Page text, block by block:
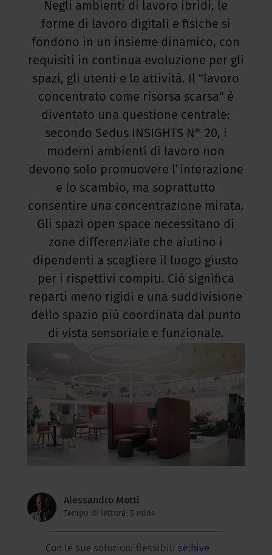
Negli ambienti di lavoro ibridi, le
forme di lavoro digitali e fisiche si
fondono in un insieme dinamico, con
requisiti in continua evoluzione per gli
spazi, gli utenti e le attività. Il "lavoro
concentrato come risorsa scarsa" è
diventato una questione centrale:
secondo Sedus INSIGHTS N° 20, i
moderni ambienti di lavoro non
devono solo promuovere l’interazione
e lo scambio, ma soprattutto
consentire una concentrazione mirata.
Gli spazi open space necessitano di
zone differenziate che aiutino i
dipendenti a scegliere il luogo giusto
per i rispettivi compiti. Ciò significa
reparti meno rigidi e una suddivisione
dello spazio più coordinata dal punto
di vista sensoriale e funzionale.
Alessandro Motti
Tempo di lettura: 5 mins
Con le sue soluzioni flessibili se:hive